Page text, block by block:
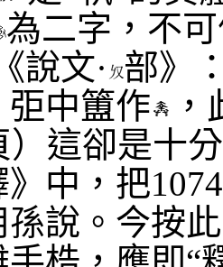
為二字，不
說文· 部》
中簠作
）這卻是十
中，把1074
孫說。今按